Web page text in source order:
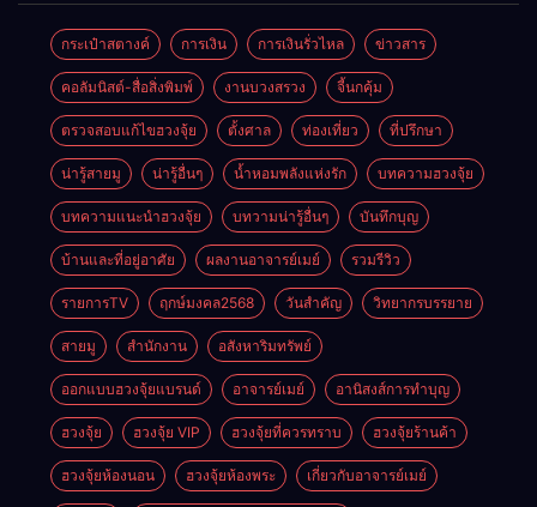
กระเป๋าสตางค์ การเงิน การเงินรั่วไหล ข่าวสาร
คอลัมนิสต์-สื่อสิ่งพิมพ์ งานบวงสรวง จี้นกคุ้ม
ตรวจสอบแก้ไขฮวงจุ้ย ตั้งศาล ท่องเที่ยว ที่ปรึกษา
น่ารู้สายมู น่ารู้อื่นๆ น้ำหอมพลังแห่งรัก บทความฮวงจุ้ย
บทความแนะนำฮวงจุ้ย บทวามน่ารู้อื่นๆ บันทึกบุญ
บ้านและที่อยู่อาศัย ผลงานอาจารย์เมย์ รวมรีวิว
รายการTV ฤกษ์มงคล2568 วันสำคัญ วิทยากรบรรยาย
สายมู สำนักงาน อสังหาริมทรัพย์
ออกแบบฮวงจุ้ยแบรนด์ อาจารย์เมย์ อานิสงส์การทำบุญ
ฮวงจุ้ย ฮวงจุ้ย VIP ฮวงจุ้ยที่ควรทราบ ฮวงจุ้ยร้านค้า
ฮวงจุ้ยห้องนอน ฮวงจุ้ยห้องพระ เกี่ยวกับอาจารย์เมย์